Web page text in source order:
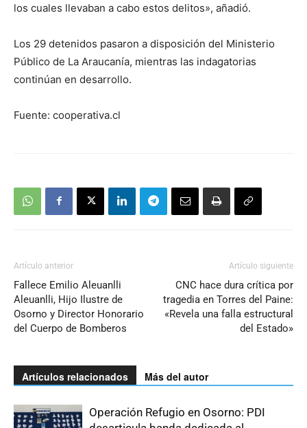
los cuales llevaban a cabo estos delitos», añadió.
Los 29 detenidos pasaron a disposición del Ministerio
Público de La Araucanía, mientras las indagatorias
continúan en desarrollo.
Fuente: cooperativa.cl
Artículo anterior
Fallece Emilio Aleuanlli
Aleuanlli, Hijo Ilustre de
Osorno y Director Honorario
del Cuerpo de Bomberos
Artículo siguiente
CNC hace dura crítica por
tragedia en Torres del Paine:
«Revela una falla estructural
del Estado»
Artículos relacionados Más del autor
Operación Refugio en Osorno: PDI